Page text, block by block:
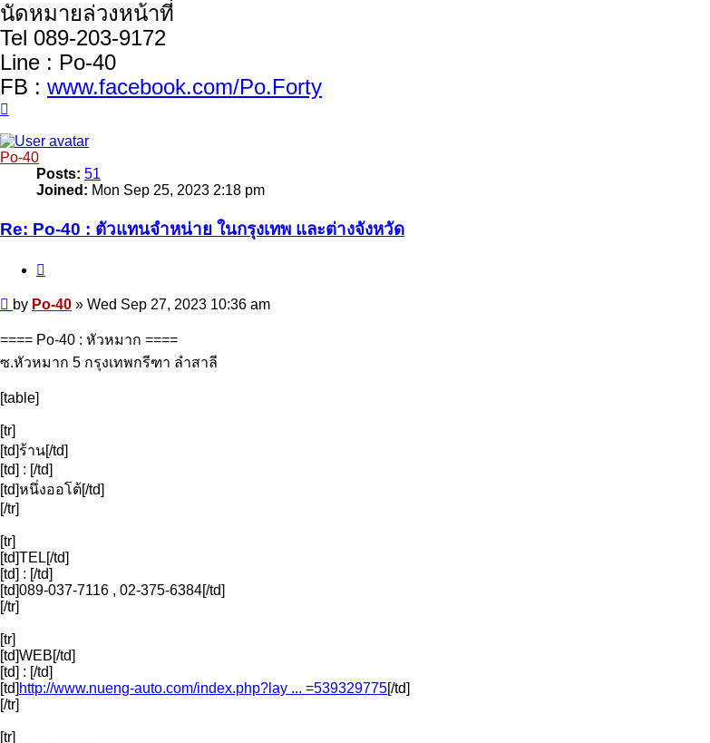
นัดหมายล่วงหน้าที่
Tel 089-203-9172
Line : Po-40
FB : www.facebook.com/Po.Forty
Po-40
Posts: 51
Joined: Mon Sep 25, 2023 2:18 pm
Re: Po-40 : ตัวแทนจำหน่าย ในกรุงเทพ และต่างจังหวัด
Post
by Po-40 » Wed Sep 27, 2023 10:36 am
==== Po-40 : หัวหมาก ====
ซ.หัวหมาก 5 กรุงเทพกรีฑา ลำสาลี
[table]
[tr]
[td]ร้าน[/td]
[td] : [/td]
[td]หนึ่งออโต้[/td]
[/tr]
[tr]
[td]TEL[/td]
[td] : [/td]
[td]089-037-7116 , 02-375-6384[/td]
[/tr]
[tr]
[td]WEB[/td]
[td] : [/td]
[td] http://www.nueng-auto.com/index.php?lay ... =539329775[/td]
[/tr]
[tr]